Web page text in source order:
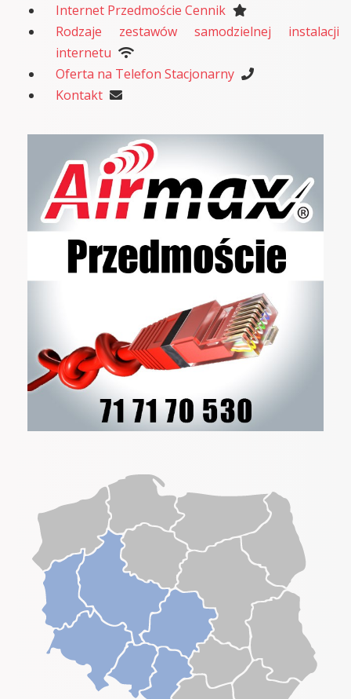
Internet Przedmoście Cennik
Rodzaje zestawów samodzielnej instalacji
internetu
Oferta na Telefon Stacjonarny
Kontakt